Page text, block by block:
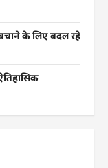
के लिए बदल रहे